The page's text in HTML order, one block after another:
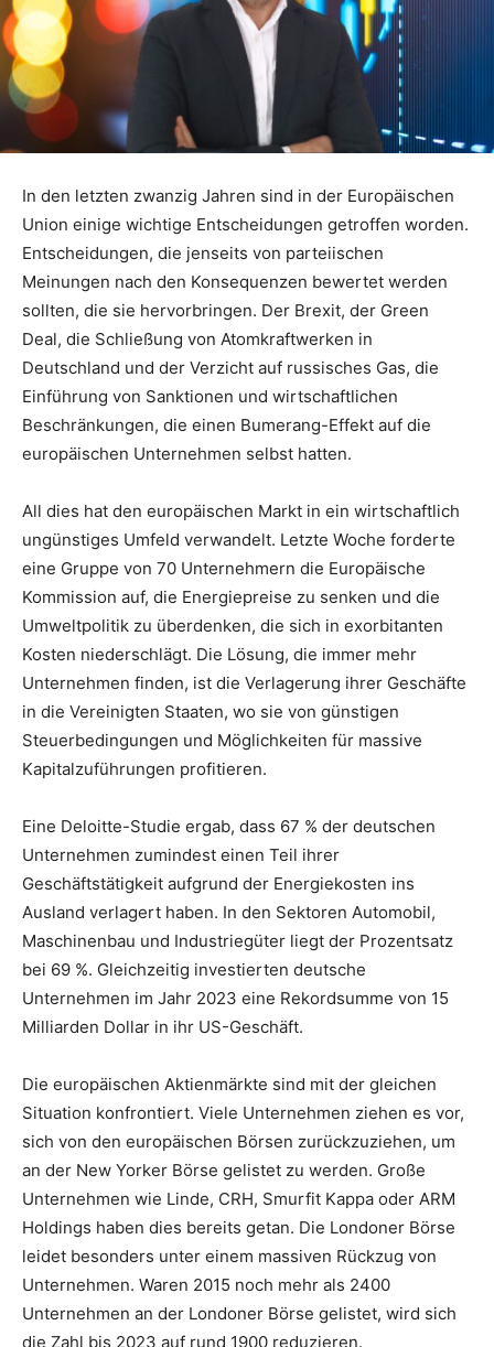
In den letzten zwanzig Jahren sind in der Europäischen
Union einige wichtige Entscheidungen getroffen worden.
Entscheidungen, die jenseits von parteiischen
Meinungen nach den Konsequenzen bewertet werden
sollten, die sie hervorbringen. Der Brexit, der Green
Deal, die Schließung von Atomkraftwerken in
Deutschland und der Verzicht auf russisches Gas, die
Einführung von Sanktionen und wirtschaftlichen
Beschränkungen, die einen Bumerang-Effekt auf die
europäischen Unternehmen selbst hatten.
All dies hat den europäischen Markt in ein wirtschaftlich
ungünstiges Umfeld verwandelt. Letzte Woche forderte
eine Gruppe von 70 Unternehmern die Europäische
Kommission auf, die Energiepreise zu senken und die
Umweltpolitik zu überdenken, die sich in exorbitanten
Kosten niederschlägt. Die Lösung, die immer mehr
Unternehmen finden, ist die Verlagerung ihrer Geschäfte
in die Vereinigten Staaten, wo sie von günstigen
Steuerbedingungen und Möglichkeiten für massive
Kapitalzuführungen profitieren.
Eine Deloitte-Studie ergab, dass 67 % der deutschen
Unternehmen zumindest einen Teil ihrer
Geschäftstätigkeit aufgrund der Energiekosten ins
Ausland verlagert haben. In den Sektoren Automobil,
Maschinenbau und Industriegüter liegt der Prozentsatz
bei 69 %. Gleichzeitig investierten deutsche
Unternehmen im Jahr 2023 eine Rekordsumme von 15
Milliarden Dollar in ihr US-Geschäft.
Die europäischen Aktienmärkte sind mit der gleichen
Situation konfrontiert. Viele Unternehmen ziehen es vor,
sich von den europäischen Börsen zurückzuziehen, um
an der New Yorker Börse gelistet zu werden. Große
Unternehmen wie Linde, CRH, Smurfit Kappa oder ARM
Holdings haben dies bereits getan. Die Londoner Börse
leidet besonders unter einem massiven Rückzug von
Unternehmen. Waren 2015 noch mehr als 2400
Unternehmen an der Londoner Börse gelistet, wird sich
die Zahl bis 2023 auf rund 1900 reduzieren.